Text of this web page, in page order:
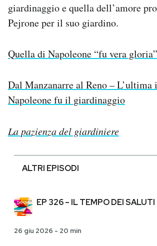
giardinaggio e quella dell’amore
Pejrone per il suo giardino.
Quella di Napoleone “fu vera
Dal Manzanarre al Reno – L’ultima
Napoleone fu il giardinaggio
La pazienza del giardiniere
ALTRI EPISODI
EP 326 – IL TEMPO DEI SALUTI
26 giu 2026 - 20 min